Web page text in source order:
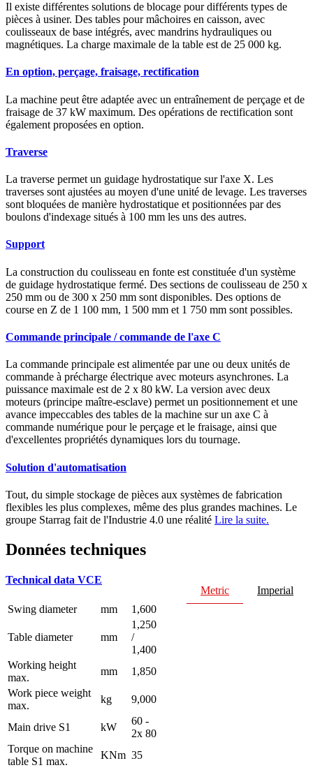
Il existe différentes solutions de blocage pour différents types de
pièces à usiner. Des tables pour mâchoires en caisson, avec
coulisseaux de base intégrés, avec mandrins hydrauliques ou
magnétiques. La charge maximale de la table est de 25 000 kg.
En option, perçage, fraisage, rectification
La machine peut être adaptée avec un entraînement de perçage et de
fraisage de 37 kW maximum. Des opérations de rectification sont
également proposées en option.
Traverse
La traverse permet un guidage hydrostatique sur l'axe X. Les
traverses sont ajustées au moyen d'une unité de levage. Les traverses
sont bloquées de manière hydrostatique et positionnées par des
boulons d'indexage situés à 100 mm les uns des autres.
Support
La construction du coulisseau en fonte est constituée d'un système
de guidage hydrostatique fermé. Des sections de coulisseau de 250 x
250 mm ou de 300 x 250 mm sont disponibles. Des options de
course en Z de 1 100 mm, 1 500 mm et 1 750 mm sont possibles.
Commande principale / commande de l'axe C
La commande principale est alimentée par une ou deux unités de
commande à précharge électrique avec moteurs asynchrones. La
puissance maximale est de 2 x 80 kW. La version avec deux
moteurs (principe maître-esclave) permet un positionnement et une
avance impeccables des tables de la machine sur un axe C à
commande numérique pour le perçage et le fraisage, ainsi que
d'excellentes propriétés dynamiques lors du tournage.
Solution d'automatisation
Tout, du simple stockage de pièces aux systèmes de fabrication
flexibles les plus complexes, même des plus grandes machines. Le
groupe Starrag fait de l'Industrie 4.0 une réalité Lire la suite.
Données techniques
Metric Imperial
Technical data VCE
Swing diameter mm 1,600
Table diameter mm
1,250
/
1,400
Working height
max.
mm
1,850
Work piece weight
max.
kg 9,000
Main drive S1 kW
60 -
2x 80
Torque on machine
table S1 max.
KNm 35